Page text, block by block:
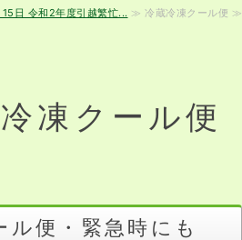
令和2年度引越繁忙... ≫ 冷蔵冷凍クール便 ≫
凍クール便
便・緊急時にも